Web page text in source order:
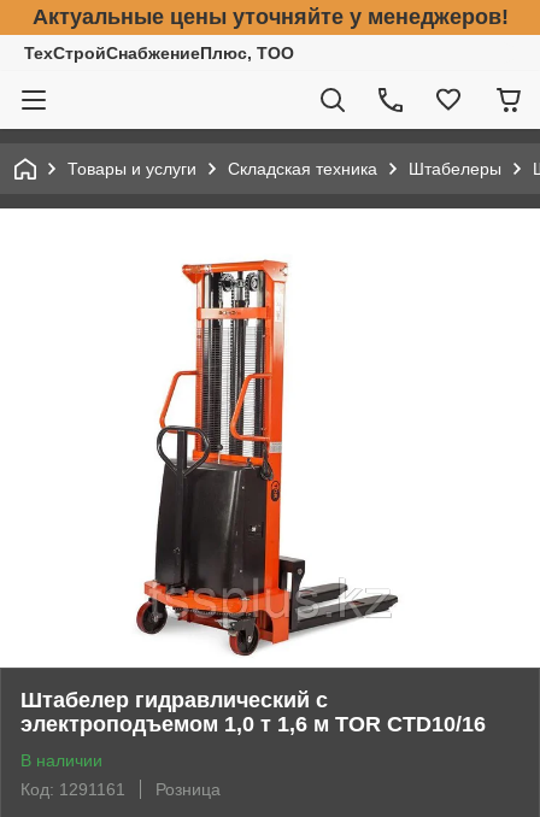
Актуальные цены уточняйте у менеджеров!
ТехСтройСнабжениеПлюс, ТОО
Товары и услуги Складская техника Штабелеры
Штабелер гидравлический с
электроподъемом 1,0 т 1,6 м TOR CTD10/16
В наличии
Код: 1291161
Розница